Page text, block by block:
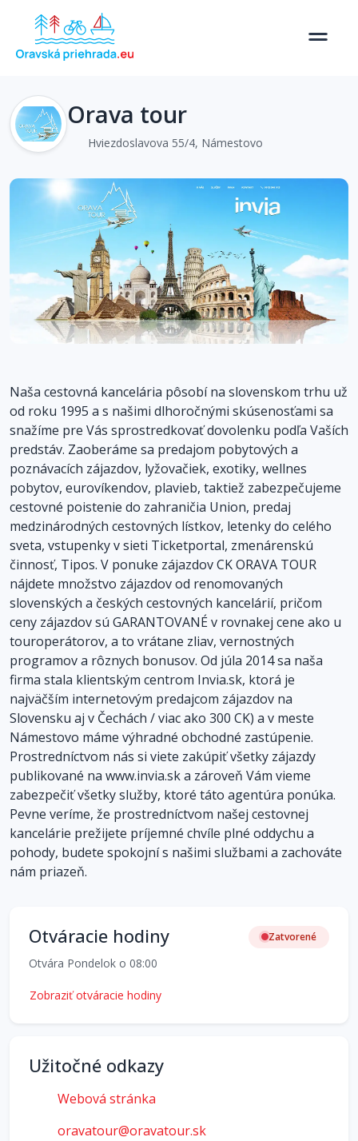
Orava tour
Hviezdoslavova 55/4, Námestovo
Naša cestovná kancelária pôsobí na slovenskom trhu už
od roku 1995 a s našimi dlhoročnými skúsenosťami sa
snažíme pre Vás sprostredkovať dovolenku podľa Vaších
predstáv. Zaoberáme sa predajom pobytových a
poznávacích zájazdov, lyžovačiek, exotiky, wellnes
pobytov, eurovíkendov, plavieb, taktiež zabezpečujeme
cestovné poistenie do zahraničia Union, predaj
medzinárodných cestovných lístkov, letenky do celého
sveta, vstupenky v sieti Ticketportal, zmenárenskú
činnosť, Tipos. V ponuke zájazdov CK ORAVA TOUR
nájdete množstvo zájazdov od renomovaných
slovenských a českých cestovných kancelárií, pričom
ceny zájazdov sú GARANTOVANÉ v rovnakej cene ako u
touroperátorov, a to vrátane zliav, vernostných
programov a rôznych bonusov. Od júla 2014 sa naša
firma stala klientským centrom Invia.sk, ktorá je
najväčším internetovým predajcom zájazdov na
Slovensku aj v Čechách / viac ako 300 CK) a v meste
Námestovo máme výhradné obchodné zastúpenie.
Prostredníctvom nás si viete zakúpiť všetky zájazdy
publikované na www.invia.sk a zároveň Vám vieme
zabezpečiť všetky služby, ktoré táto agentúra ponúka.
Pevne veríme, že prostredníctvom našej cestovnej
kancelárie prežijete príjemné chvíle plné oddychu a
pohody, budete spokojní s našimi službami a zachováte
nám priazeň.
Otváracie hodiny Zatvorené
Otvára Pondelok o 08:00
Zobraziť otváracie hodiny
Užitočné odkazy
Webová stránka
oravatour@oravatour.sk